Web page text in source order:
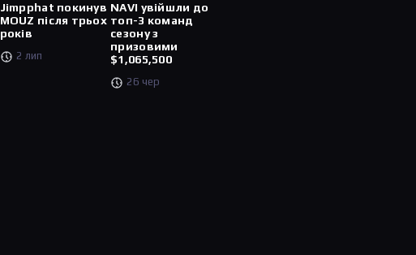
Jimpphat покинув
MOUZ після трьох
років
2 лип
NAVI увійшли до
топ-3 команд
сезону з
призовими
$1,065,500
26 чер